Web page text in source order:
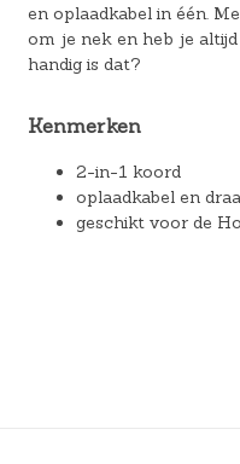
en oplaadkabel in één.
om je nek en heb je altijd
handig is dat?
Kenmerken
2-in-1 koord
oplaadkabel en
geschikt voor de